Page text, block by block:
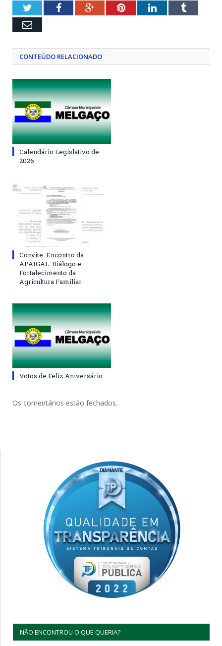
TwitterFacebookGoogle+PinterestLinkedInTumblr
Email
CONTEÚDO RELACIONADO
Calendário Legislativo de
2026
Convite: Encontro da
APAIGAL: Diálogo e
Fortalecimento da
Agricultura Familiar
Votos de Feliz Aniversário
Os comentários estão fechados.
NÃO ENCONTROU O QUE QUERIA?